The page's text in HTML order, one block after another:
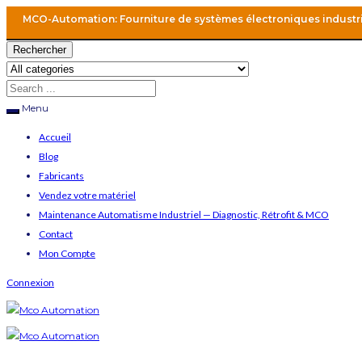
MCO-Automation: Fourniture de systèmes électroniques
Rechercher
Menu
Accueil
Blog
Fabricants
Vendez votre matériel
Maintenance Automatisme Industriel — Diagnostic, Rétrofit & MCO
Contact
Mon Compte
Connexion